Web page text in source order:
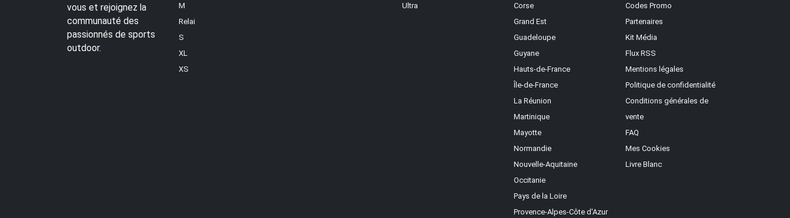
vous et rejoignez la
communauté des
passionnés de sports
outdoor.
M
Relai
S
XL
XS
Ultra
Corse
Grand Est
Guadeloupe
Guyane
Hauts-de-France
Île-de-France
La Réunion
Martinique
Mayotte
Normandie
Nouvelle-Aquitaine
Occitanie
Pays de la Loire
Provence-Alpes-Côte d'Azur
Codes Promo
Partenaires
Kit Média
Flux RSS
Mentions légales
Politique de confidentialité
Conditions générales de
vente
FAQ
Mes Cookies
Livre Blanc